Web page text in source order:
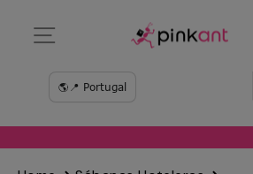
directamente